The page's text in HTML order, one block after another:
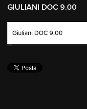
GIULIANI DOC 9.00
Giuliani DOC 9.00